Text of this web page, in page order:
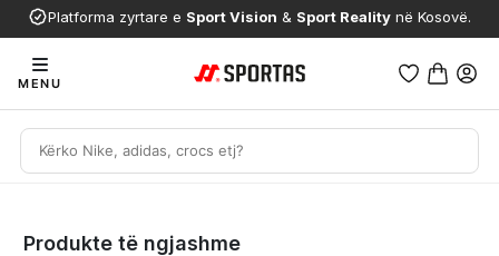
Platforma zyrtare e Sport Vision & Sport Reality në Kosovë.
MENU
Produkte të ngjashme